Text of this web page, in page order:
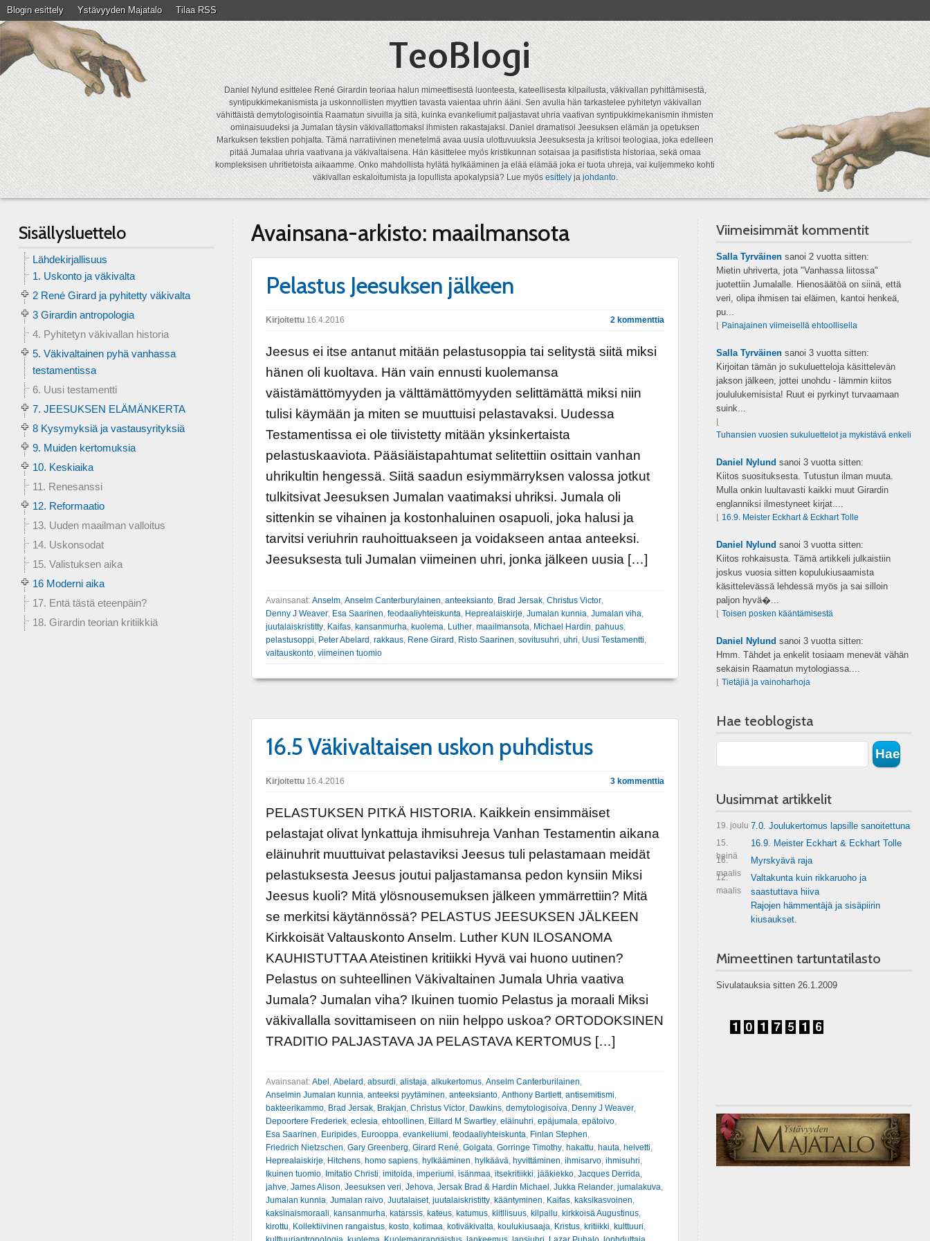
Blogin esittely Ystävyyden Majatalo Tilaa RSS
TeoBlogi
Daniel Nylund esittelee René Girardin teoriaa halun mimeettisestä luonteesta, kateellisesta kilpailusta, väkivallan pyhittämisestä,
syntipukkimekanismista ja uskonnollisten myyttien tavasta vaientaa uhrin ääni. Sen avulla hän tarkastelee pyhitetyn väkivallan
vähittäistä demytologisointia Raamatun sivuilla ja sitä, kuinka evankeliumit paljastavat uhria vaativan syntipukkimekanismin ihmisten
ominaisuudeksi ja Jumalan täysin väkivallattomaksi ihmisten rakastajaksi. Daniel dramatisoi Jeesuksen elämän ja opetuksen
Markuksen tekstien pohjalta. Tämä narratiivinen menetelmä avaa uusia ulottuvuuksia Jeesuksesta ja kritisoi teologiaa, joka edelleen
pitää Jumalaa uhria vaativana ja väkivaltaisena. Hän käsittelee myös kristikunnan sotaisaa ja pasifistista historiaa, sekä omaa
kompleksisen uhritietoista aikaamme. Onko mahdollista hylätä hylkääminen ja elää elämää joka ei tuota uhreja, vai kuljemmeko kohti
väkivallan eskaloitumista ja lopullista apokalypsiä? Lue myösesittelyjajohdanto.
Avainsana-arkisto: maailmansota
Pelastus Jeesuksen jälkeen
Kirjoitettu16.4.2016 2 kommenttia
Jeesus ei itse antanut mitään pelastusoppia tai selitystä siitä miksi
hänen oli kuoltava. Hän vain ennusti kuolemansa
väistämättömyyden ja välttämättömyyden selittämättä miksi niin
tulisi käymään ja miten se muuttuisi pelastavaksi. Uudessa
Testamentissa ei ole tiivistetty mitään yksinkertaista
pelastuskaaviota. Pääsiäistapahtumat selitettiin osittain vanhan
uhrikultin hengessä. Siitä saadun esiymmärryksen valossa jotkut
tulkitsivat Jeesuksen Jumalan vaatimaksi uhriksi. Jumala oli
sittenkin se vihainen ja kostonhaluinen osapuoli, joka halusi ja
tarvitsi veriuhrin rauhoittuakseen ja voidakseen antaa anteeksi.
Jeesuksesta tuli Jumalan viimeinen uhri, jonka jälkeen uusia […]
Avainsanat: Anselm, Anselm Canterburylainen anteeksianto, Brad Jersak, Christus Victor,
Denny J Weaver, Esa Saarinen feodaaliyhteiskunta Heprealaiskirje Jumalan kunnia Jumalan viha
juutalaiskristitty, Kaifas, kansanmurha kuolema Luther, maailmansota Michael Hardin pahuus,
pelastusoppi Peter Abelard rakkaus, Rene Girard Risto Saarinen sovitusuhri uhri Uusi Testamentti
valtauskonto, viimeinen tuomio
16.5 Väkivaltaisen uskon puhdistus
Kirjoitettu16.4.2016 3 kommenttia
PELASTUKSEN PITKÄ HISTORIA. Kaikkein ensimmäiset
pelastajat olivat lynkattuja ihmisuhreja Vanhan Testamentin aikana
eläinuhrit muuttuivat pelastaviksi Jeesus tuli pelastamaan meidät
pelastuksesta Jeesus joutui paljastamansa pedon kynsiin Miksi
Jeesus kuoli? Mitä ylösnousemuksen jälkeen ymmärrettiin? Mitä
se merkitsi käytännössä? PELASTUS JEESUKSEN JÄLKEEN
Kirkkoisät Valtauskonto Anselm. Luther KUN ILOSANOMA
KAUHISTUTTAA Ateistinen kritiikki Hyvä vai huono uutinen?
Pelastus on suhteellinen Väkivaltainen Jumala Uhria vaativa
Jumala? Jumalan viha? Ikuinen tuomio Pelastus ja moraali Miksi
väkivallalla sovittamiseen on niin helppo uskoa? ORTODOKSINEN
TRADITIO PALJASTAVA JA PELASTAVA KERTOMUS […]
Avainsanat: Abel , Abelard , absurdi, alistaja, alkukertomus, Anselm Canterburilainen,
Anselmin Jumalan kunnia, anteeksi pyytäminen, anteeksianto, Anthony Bartlett, antisemitismi,
bakteerikammo, Brad Jersak, Brakjan, Christus Victor, Dawkins, demytologisoiva, Denny J Weaver,
Depoortere Frederiek, eclesia, ehtoollinen, Eillard M Swartley, eläinuhri, epäjumala, epätoivo,
Esa Saarinen, Euripides, Eurooppa, evankeliumi, feodaaliyhteiskunta, Finlan Stephen,
Friedrich Nietzschen, Gary Greenberg, Girard René, Golgata, Gorringe Timothy, hakattu, hauta, helvetti,
Heprealaiskirje, Hitchens, homo sapiens, hylkääminen, hylkäävä, hyvittäminen, ihmisarvo, ihmisuhri,
Ikuinen tuomio, Imitatio Christi, imitoida, imperiumi, isänmaa, itsekritiikki, jääkiekko, Jacques Derrida,
jahve, James Alison, Jeesuksen veri, Jehova, Jersak Brad & Hardin Michael , Jukka Relander, jumalakuva,
Jumalan kunnia, Jumalan raivo, Juutalaiset, juutalaiskristitty, kääntyminen, Kaifas, kaksikasvoinen,
kaksinaismoraali, kansanmurha, katarssis, kateus, katumus, kiitllisuus, kilpailu, kirkkoisä Augustinus,
kirottu, Kollektiivinen rangaistus, kosto, kotimaa, kotiväkivalta, koulukiusaaja, Kristus, kritiikki, kulttuuri,
Sisällysluettelo
Lähdekirjallisuus
1. Uskonto ja väkivalta
2 René Girard ja pyhitetty väkivalta
3 Girardin antropologia
4. Pyhitetyn väkivallan historia
5. Väkivaltainen pyhä vanhassa
testamentissa
6. Uusi testamentti
7. JEESUKSEN ELÄMÄNKERTA
8 Kysymyksiä ja vastausyrityksiä
9. Muiden kertomuksia
10. Keskiaika
11. Renesanssi
12. Reformaatio
13. Uuden maailman valloitus
14. Uskonsodat
15. Valistuksen aika
16 Moderni aika
17. Entä tästä eteenpäin?
18. Girardin teorian kritiikkiä
Viimeisimmät kommentit
Salla Tyrväinensanoi 2 vuotta sitten:
Mietin uhriverta, jota "Vanhassa liitossa"
juotettiin Jumalalle. Hienosäätöä on siinä, että
veri, olipa ihmisen tai eläimen, kantoi henkeä,
pu...
Painajainen viimeisellä ehtoollisella
Salla Tyrväinensanoi 3 vuotta sitten:
Kirjoitan tämän jo sukuluetteloja käsittelevän
jakson jälkeen, jottei unohdu - lämmin kiitos
joululukemisista! Ruut ei pyrkinyt turvaamaan
suink...
Tuhansien vuosien sukuluettelot ja mykistävä enkeli
Daniel Nylund sanoi 3 vuotta sitten:
Kiitos suosituksesta. Tutustun ilman muuta.
Mulla onkin luultavasti kaikki muut Girardin
englanniksi ilmestyneet kirjat....
16.9. Meister Eckhart & Eckhart Tolle
Daniel Nylund sanoi 3 vuotta sitten:
Kiitos rohkaisusta. Tämä artikkeli julkaistiin
joskus vuosia sitten kopulukiusaamista
käsittelevässä lehdessä myös ja sai silloin
paljon hyvä�...
Toisen posken kääntämisestä
Daniel Nylund sanoi 3 vuotta sitten:
Hmm. Tähdet ja enkelit tosiaam menevät vähän
sekaisin Raamatun mytologiassa....
Tietäjiä ja vainoharhoja
Hae teoblogista
Uusimmat artikkelit
19. joulu 7.0. Joulukertomus lapsille sanoitettuna
15.
heinä
16.9. Meister Eckhart & Eckhart Tolle
16.
maalis
Myrskyävä raja
12.
maalis
Valtakunta kuin rikkaruoho ja
saastuttava hiiva
Rajojen hämmentäjä ja sisäpiirin
kiusaukset.
Mimeettinen tartuntatilasto
Sivulatauksia sitten 26.1.2009